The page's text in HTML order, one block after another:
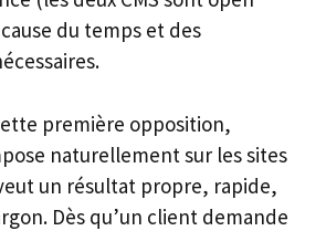
du temps et des
première opposition,
naturellement sur les sites
un résultat propre, rapide,
Dès qu’un client demande